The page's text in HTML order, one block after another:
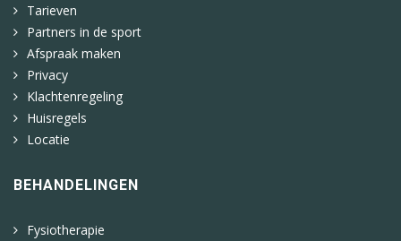
Tarieven
Partners in de sport
Afspraak maken
Privacy
Klachtenregeling
Huisregels
Locatie
BEHANDELINGEN
Fysiotherapie